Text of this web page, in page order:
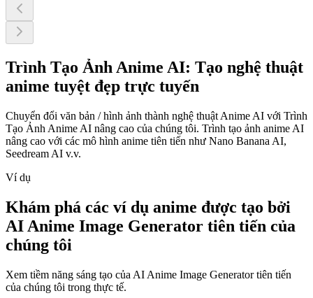
Trình Tạo Ảnh Anime AI: Tạo nghệ thuật
anime tuyệt đẹp trực tuyến
Chuyển đổi văn bản / hình ảnh thành nghệ thuật Anime AI với Trình
Tạo Ảnh Anime AI nâng cao của chúng tôi. Trình tạo ảnh anime AI
nâng cao với các mô hình anime tiên tiến như Nano Banana AI,
Seedream AI v.v.
Ví dụ
Khám phá các ví dụ anime được tạo bởi
AI Anime Image Generator tiên tiến của
chúng tôi
Xem tiềm năng sáng tạo của AI Anime Image Generator tiên tiến
của chúng tôi trong thực tế.